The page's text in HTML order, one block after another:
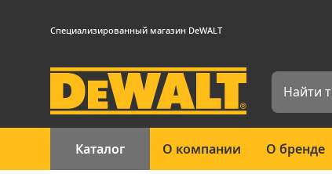
Специализированный магазин DeWALT
Каталог О компании О бренде